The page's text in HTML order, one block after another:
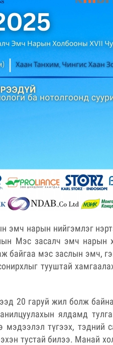
нарын нийгэмлэг
Мэс засалч эмч нарын
байгаа мэс заслын эмч,
тууштай
20 гаруй жил болж
ялдамд
түгээх, тэдний
тустай билээ. Манай